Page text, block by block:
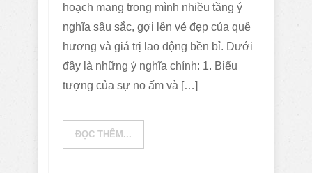
hoạch mang trong mình nhiều tầng ý
nghĩa sâu sắc, gợi lên vẻ đẹp của quê
hương và giá trị lao động bền bỉ. Dưới
đây là những ý nghĩa chính: 1. Biểu
tượng của sự no ấm và […]
ĐỌC THÊM...